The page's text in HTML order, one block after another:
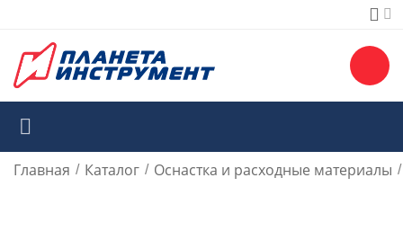
Главная / Каталог / Оснастка и расходные материалы /